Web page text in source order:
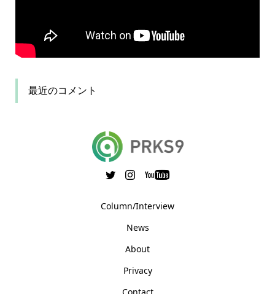
最近のコメント
Column/Interview
News
About
Privacy
Contact